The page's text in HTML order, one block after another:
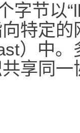
字节以
特定
）中
享同